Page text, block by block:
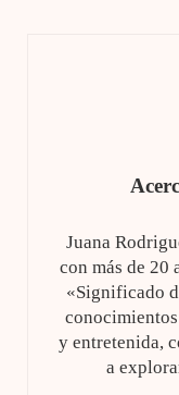
Juana
con más de 20
«Significado
y entretenida,
a